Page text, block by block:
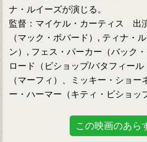
ナ・ルイーズが演じる。
監督：マイケル・カーティス 出
（マック・ボバード）, ティナ・
ン）, フェス・パーカー（バック
ロード（ビショップ/バタフィー
（マーフィ）、ミッキー・ショー
ー・ハーマー（キティ・ビショッ
この映画のあら